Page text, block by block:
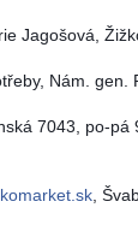
Jagošová,
Nám. gen.
7043, po-pá
,